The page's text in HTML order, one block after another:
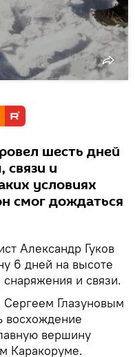
шесть дней
связи и
условиях
смог дождаться
Александр Гуков
6 дней на высоте
и связи.
Глазуновым
восхождение
вершину
Каракоруме.